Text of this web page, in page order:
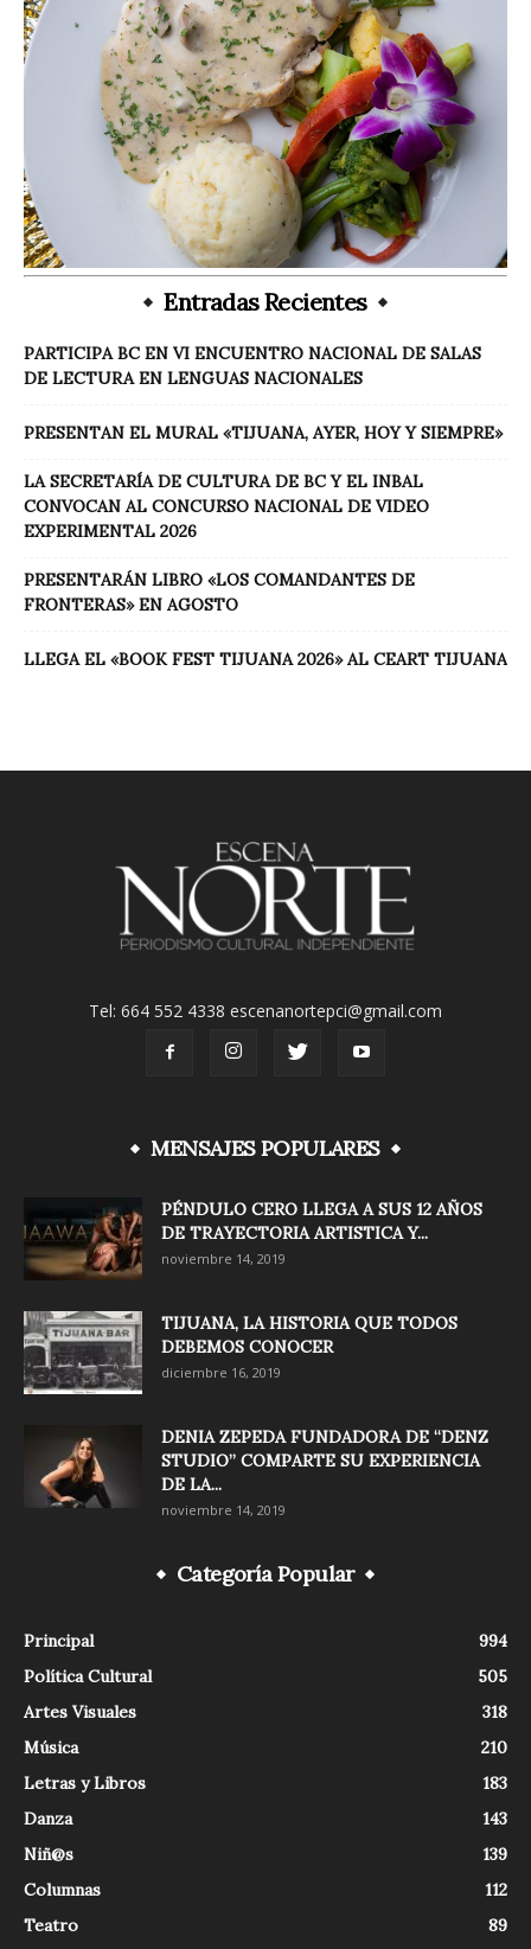
Entradas Recientes
PARTICIPA BC EN VI ENCUENTRO NACIONAL DE SALAS
DE LECTURA EN LENGUAS NACIONALES
PRESENTAN EL MURAL «TIJUANA, AYER, HOY Y SIEMPRE»
LA SECRETARÍA DE CULTURA DE BC Y EL INBAL
CONVOCAN AL CONCURSO NACIONAL DE VIDEO
EXPERIMENTAL 2026
PRESENTARÁN LIBRO «LOS COMANDANTES DE
FRONTERAS» EN AGOSTO
LLEGA EL «BOOK FEST TIJUANA 2026» AL CEART TIJUANA
Tel: 664 552 4338 escenanortepci@gmail.com
MENSAJES POPULARES
PÉNDULO CERO LLEGA A SUS 12 AÑOS
DE TRAYECTORIA ARTISTICA Y...
noviembre 14, 2019
TIJUANA, LA HISTORIA QUE TODOS
DEBEMOS CONOCER
diciembre 16, 2019
DENIA ZEPEDA FUNDADORA DE “DENZ
STUDIO” COMPARTE SU EXPERIENCIA
DE LA...
noviembre 14, 2019
Categoría Popular
Principal
994
Política Cultural
505
Artes Visuales
318
Música
210
Letras y Libros
183
Danza
143
Niñ@s
139
Columnas
112
Teatro
89